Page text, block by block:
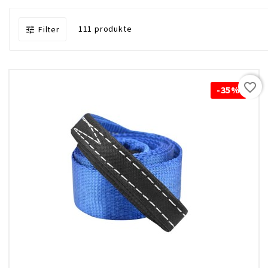
 Filter 111 produkte
-35% favorite_border